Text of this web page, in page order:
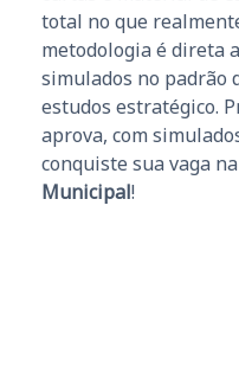
total no que
metodologia é direta
simulados no padrão
estudos estratégico.
aprova, com
conquiste sua vaga na
Municipal!